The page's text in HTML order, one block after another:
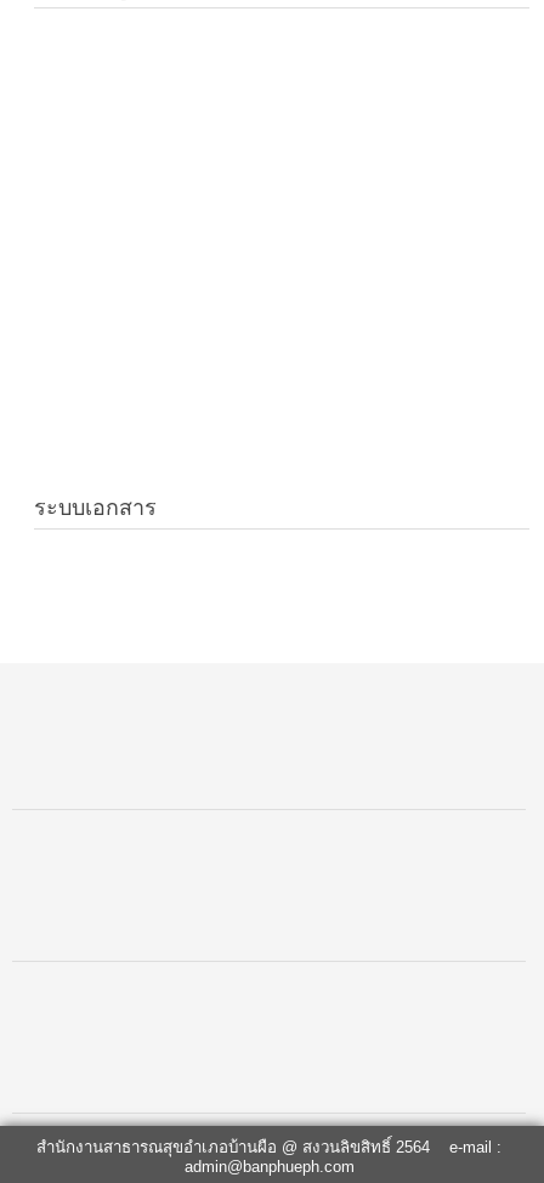
ระบบเอกสาร
สำนักงานสาธารณสุขอำเภอบ้านผือ @ สงวนลิขสิทธิ์ 2564 e-mail :
admin@banphueph.com